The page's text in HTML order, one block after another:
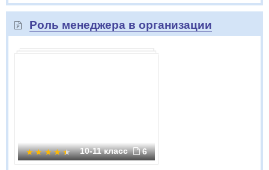
Роль менеджера в организации
10-11 класс 6